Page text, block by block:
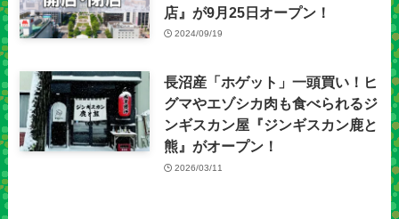
店』が9月25日オープン！
2024/09/19
長沼産「ホゲット」一頭買い！ヒ
グマやエゾシカ肉も食べられるジ
ンギスカン屋『ジンギスカン鹿と
熊』がオープン！
2026/03/11